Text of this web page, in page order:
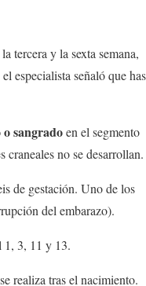
tercera y la sexta semana,
el especialista señaló que
sangradoen el segmento
no se desarrollan.
de gestación. Uno de los
del embarazo).
1, 3, 11 y 13.
realiza tras el nacimiento.